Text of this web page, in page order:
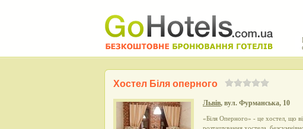
Хостел Біля оперного
Львів, вул. Фурманська, 10
«Біля Оперного» - це хостел, що